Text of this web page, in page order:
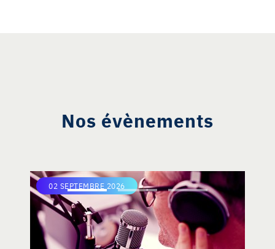
Nos évènements
02 SEPTEMBRE 2026